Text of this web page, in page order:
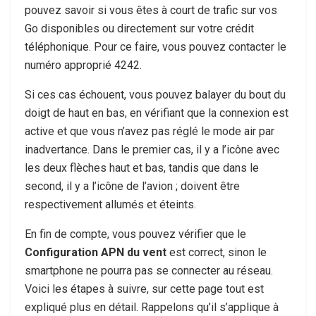
pouvez savoir si vous êtes à court de trafic sur vos
Go disponibles ou directement sur votre crédit
téléphonique. Pour ce faire, vous pouvez contacter le
numéro approprié 4242.
Si ces cas échouent, vous pouvez balayer du bout du
doigt de haut en bas, en vérifiant que la connexion est
active et que vous n’avez pas réglé le mode air par
inadvertance. Dans le premier cas, il y a l’icône avec
les deux flèches haut et bas, tandis que dans le
second, il y a l’icône de l’avion ; doivent être
respectivement allumés et éteints.
En fin de compte, vous pouvez vérifier que le
Configuration APN du vent est correct, sinon le
smartphone ne pourra pas se connecter au réseau.
Voici les étapes à suivre, sur cette page tout est
expliqué plus en détail. Rappelons qu’il s’applique à